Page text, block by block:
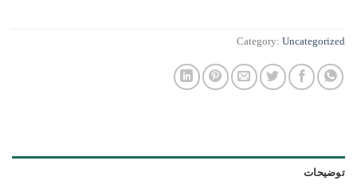
Category: Uncategorized
توضیحات